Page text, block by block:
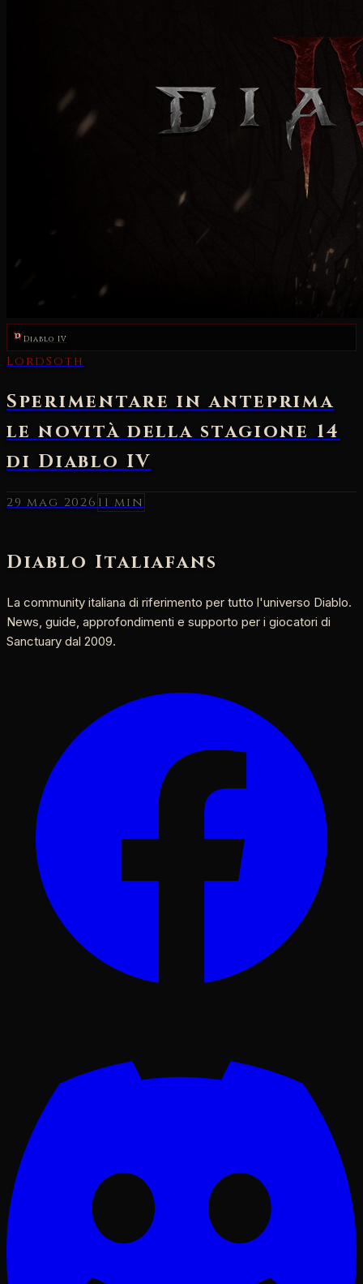
Diablo IV
29 mag 202611 min
Diablo Italiafans
La community italiana di riferimento per tutto l'universo Diablo.
News, guide, approfondimenti e supporto per i giocatori di
Sanctuary dal 2009.